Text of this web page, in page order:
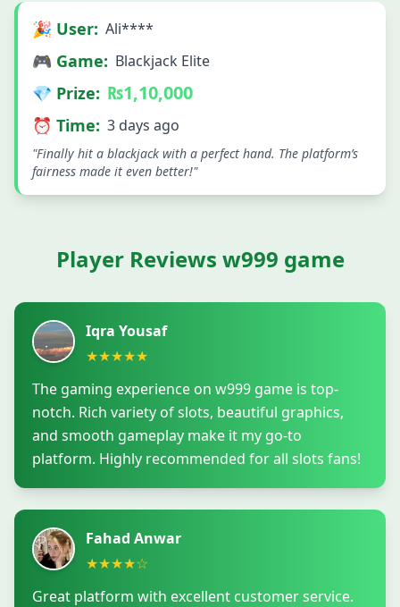
🎉 User: Ali****
🎮 Game: Blackjack Elite
💎 Prize: ₨1,10,000
⏰ Time: 3 days ago
"Finally hit a blackjack with a perfect hand. The platform’s
fairness made it even better!"
Player Reviews w999 game
Iqra Yousaf
★★★★★
The gaming experience on w999 game is top-
notch. Rich variety of slots, beautiful graphics,
and smooth gameplay make it my go-to
platform. Highly recommended for all slots fans!
Fahad Anwar
★★★★☆
Great platform with excellent customer service.